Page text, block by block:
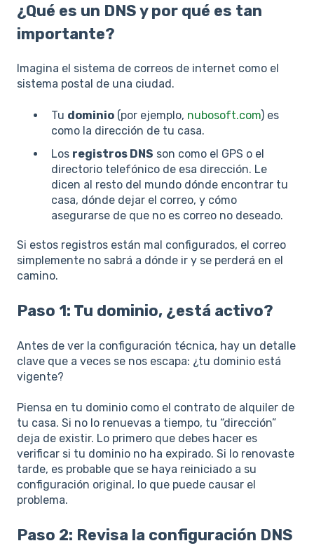
¿Qué es un DNS y por qué es tan
importante?
Imagina el sistema de correos de internet como el
sistema postal de una ciudad.
Tu dominio (por ejemplo, nubosoft.com) es
como la dirección de tu casa.
Los registros DNS son como el GPS o el
directorio telefónico de esa dirección. Le
dicen al resto del mundo dónde encontrar tu
casa, dónde dejar el correo, y cómo
asegurarse de que no es correo no deseado.
Si estos registros están mal configurados, el correo
simplemente no sabrá a dónde ir y se perderá en el
camino.
Paso 1: Tu dominio, ¿está activo?
Antes de ver la configuración técnica, hay un detalle
clave que a veces se nos escapa: ¿tu dominio está
vigente?
Piensa en tu dominio como el contrato de alquiler de
tu casa. Si no lo renuevas a tiempo, tu “dirección”
deja de existir. Lo primero que debes hacer es
verificar si tu dominio no ha expirado. Si lo renovaste
tarde, es probable que se haya reiniciado a su
configuración original, lo que puede causar el
problema.
Paso 2: Revisa la configuración DNS